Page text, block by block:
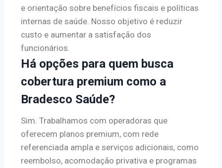
e orientação sobre benefícios fiscais e políticas
internas de saúde. Nosso objetivo é reduzir
custo e aumentar a satisfação dos
funcionários.
Há opções para quem busca
cobertura premium como a
Bradesco Saúde?
Sim. Trabalhamos com operadoras que
oferecem planos premium, com rede
referenciada ampla e serviços adicionais, como
reembolso, acomodação privativa e programas